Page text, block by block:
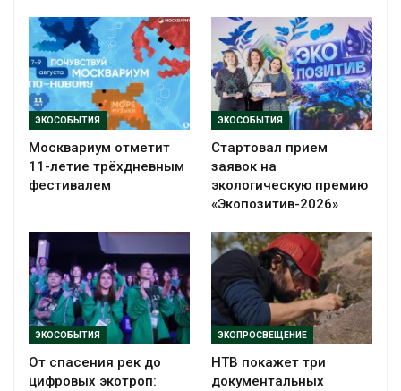
ЭКОСОБЫТИЯ
Москвариум отметит
11-летие трёхдневным
фестивалем
ЭКОСОБЫТИЯ
Стартовал прием
заявок на
экологическую премию
«Экопозитив-2026»
ЭКОСОБЫТИЯ
От спасения рек до
цифровых экотроп:
ЭКОПРОСВЕЩЕНИЕ
НТВ покажет три
документальных